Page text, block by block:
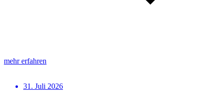
mehr erfahren
31. Juli 2026